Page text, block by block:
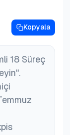
Kopyala
18 Süreç